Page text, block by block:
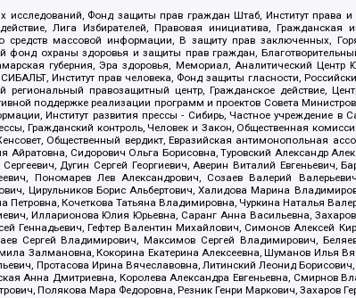
Фонд защиты прав граждан Штаб, Институт права
Лига Избирателей, Правовая инициатива, Гражданская
массовой информации, В защиту прав заключенных,
фонд охраны здоровья и защиты прав граждан,
губерния, Эра здоровья, Мемориал, Аналитический
Институт прав человека, Фонд защиты гласности,
правозащитный центр, Гражданское действие,
поддержке реализации программ и проектов Совета Министров
Институт развития прессы - Сибирь, Частное учреждение в
Гражданский контроль, Человек и Закон, Общественная
Общественный вердикт, Евразийская антимонопольная
Сидорович Ольга Борисовна, Туровский Александр
Дугин Сергей Георгиевич, Аверин Виталий Евгеньевич,
Пономарев Лев Александрович, Созаев Валерий
Цирульников Борис Альбертович, Халидова Марина
Кочеткова Татьяна Владимировна, Чуркина Наталья
Илларионова Юлия Юрьевна, Саранг Анна Васильевна,
Гефтер Валентин Михайлович, Симонов Алексей
Сергей Владимирович, Максимов Сергей Владимирович,
Залмановна, Кокорина Екатерина Алексеевна, Шуманов Илья
Протасова Ирина Вячеславовна, Литинский Леонид
Анна Дмитриевна, Королева Александра Евгеньевна, Смирнов
Полякова Мара Федоровна, Резник Генри Маркович, Захаров